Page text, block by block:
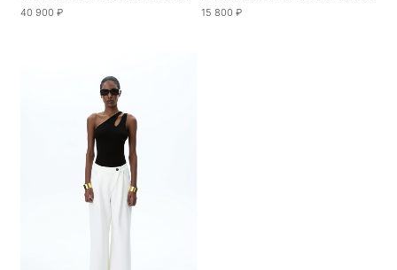
40 900 ₽ 15 800 ₽